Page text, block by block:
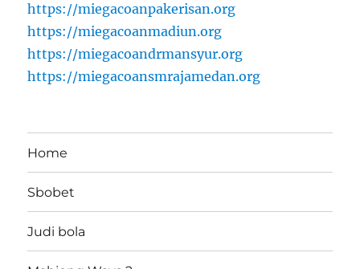
https://miegacoanpakerisan.org
https://miegacoanmadiun.org
https://miegacoandrmansyur.org
https://miegacoansmrajamedan.org
Home
Sbobet
Judi bola